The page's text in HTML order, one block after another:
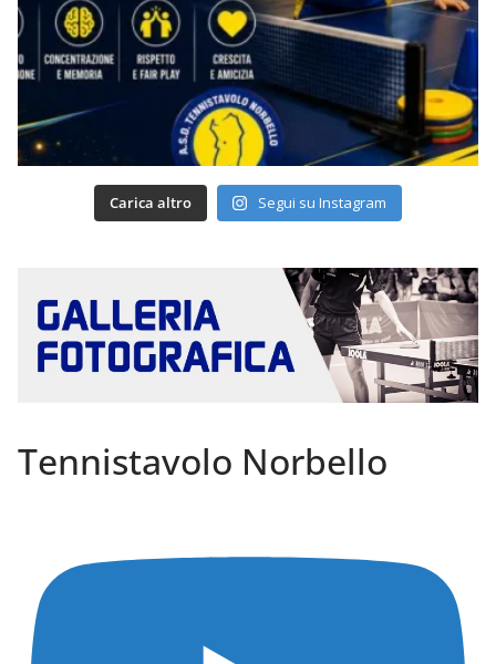
Carica altro Segui su Instagram
Tennistavolo Norbello